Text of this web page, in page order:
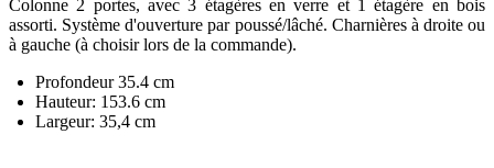
Colonne 2 portes, avec 3 étagères en verre et 1 étagère en bois
assorti. Système d'ouverture par poussé/lâché. Charnières à droite ou
à gauche (à choisir lors de la commande).
Profondeur 35.4 cm
Hauteur: 153.6 cm
Largeur: 35,4 cm